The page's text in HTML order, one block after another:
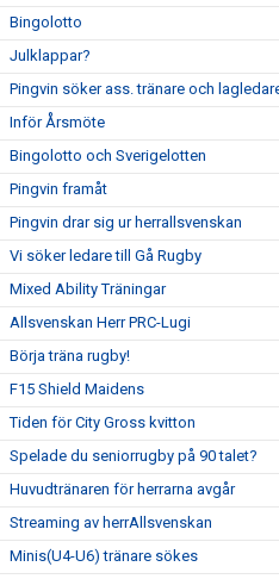
Bingolotto
Julklappar?
Pingvin söker ass. tränare och
Inför Årsmöte
Bingolotto och Sverigelotten
Pingvin framåt
Pingvin drar sig ur herrallsvenskan
Vi söker ledare till Gå Rugby
Mixed Ability Träningar
Allsvenskan Herr PRC-Lugi
Börja träna rugby!
F15 Shield Maidens
Tiden för City Gross kvitton
Spelade du seniorrugby på 90 talet?
Huvudtränaren för herrarna avgår
Streaming av herrAllsvenskan
Minis(U4-U6) tränare sökes